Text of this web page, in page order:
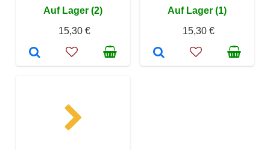
Auf Lager (2)
15,30 €
Auf Lager (1)
15,30 €